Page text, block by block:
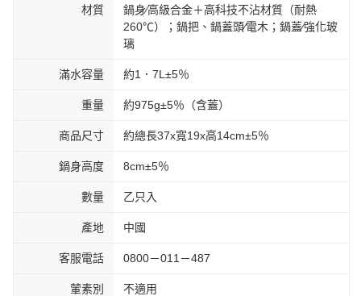
材質
鍋身∕高級合金＋高科技不沾材質（耐熱
260℃）；鍋把、鍋蓋頭∕電木；鍋蓋∕強化玻
璃
滿水容量 約1．7L±5％
重量 約975g±5％（含蓋）
商品尺寸 約總長37x寬19x高14cm±5％
鍋身高度 8cm±5％
數量 乙只入
產地 中國
客服電話 0800－011－487
葷素別 不適用